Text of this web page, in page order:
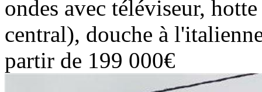
ondes avec téléviseur,
central), douche à
partir de 199 000€